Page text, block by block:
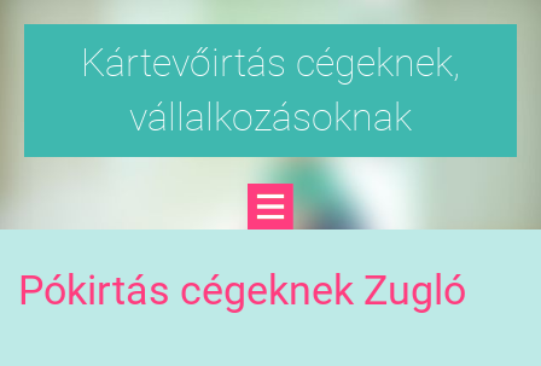
Kártevőirtás cégeknek,
vállalkozásoknak
Pókirtás cégeknek Zugló